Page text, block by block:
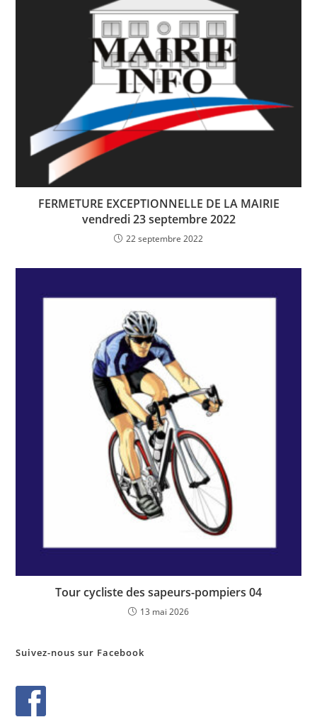
FERMETURE EXCEPTIONNELLE DE LA MAIRIE
vendredi 23 septembre 2022
22 septembre 2022
Tour cycliste des sapeurs-pompiers 04
13 mai 2026
Suivez-nous sur Facebook